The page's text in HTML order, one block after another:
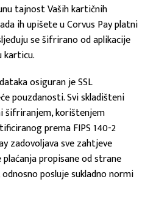
tajnost Vaših kartičnih
ih upišete u Corvus Pay platni
se šifrirano od aplikacije
karticu.
osiguran je SSL
pouzdanosti. Svi skladišteni
šifriranjem, korištenjem
prema FIPS 140-2
zadovoljava sve zahtjeve
propisane od strane
posluje sukladno normi